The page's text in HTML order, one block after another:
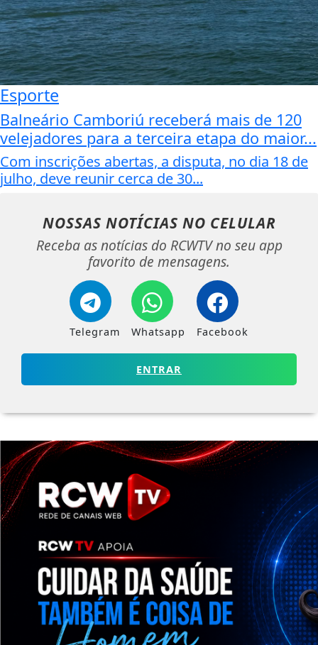
Esporte
Balneário Camboriú receberá mais de 120
velejadores para a terceira etapa do maior...
Com inscrições abertas, a disputa, no dia 18 de
julho, deve reunir cerca de 30...
NOSSAS NOTÍCIAS NO CELULAR
Receba as notícias do RCWTV no seu app
favorito de mensagens.
Telegram Whatsapp Facebook
ENTRAR